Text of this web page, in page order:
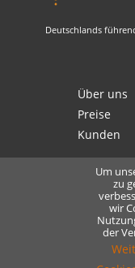
Deutschlands
Über uns
Preise
Kunden
Kontakt
Um
zu
wir
der